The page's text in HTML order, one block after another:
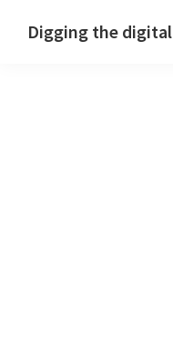
Digging the digital